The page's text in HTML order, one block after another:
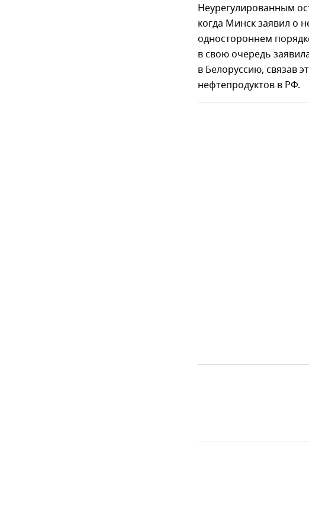
Неурегулированным
когда Минск заявил о
одностороннем
в свою очередь
в Белоруссию, связав
нефтепродуктов в РФ.